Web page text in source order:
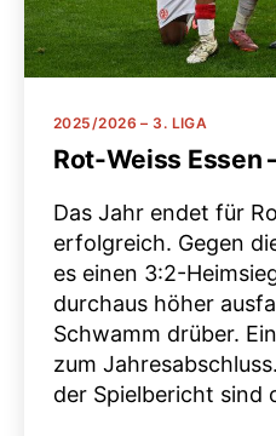
Kategorien
2025/2026 – 3. LIGA
Rot-Weiss Essen
Das Jahr endet für
erfolgreich. Gegen
es einen 3:2-
durchaus höher
Schwamm drüber.
zum
der Spielbericht sind